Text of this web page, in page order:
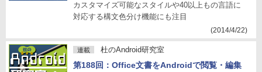
カスタマイズ可能なスタイルや40以上もの言語に
対応する構文色分け機能にも注目
(2014/4/22)
連載 杜のAndroid研究室
第188回：Office文書をAndroidで閲覧・編集